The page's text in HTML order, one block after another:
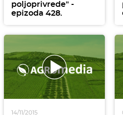
poljoprivrede" -
epizoda 428.
14/11/2015